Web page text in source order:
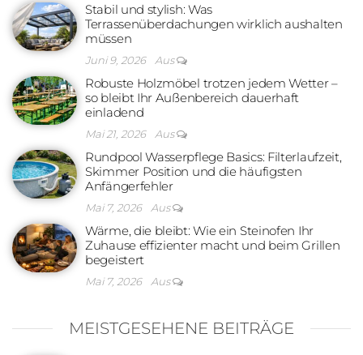
Stabil und stylish: Was
Terrassenüberdachungen wirklich aushalten
müssen
Juni 9, 2026 Aus
Robuste Holzmöbel trotzen jedem Wetter –
so bleibt Ihr Außenbereich dauerhaft
einladend
Mai 21, 2026 Aus
Rundpool Wasserpflege Basics: Filterlaufzeit,
Skimmer Position und die häufigsten
Anfängerfehler
Mai 7, 2026 Aus
Wärme, die bleibt: Wie ein Steinofen Ihr
Zuhause effizienter macht und beim Grillen
begeistert
Mai 7, 2026 Aus
MEISTGESEHENE BEITRÄGE